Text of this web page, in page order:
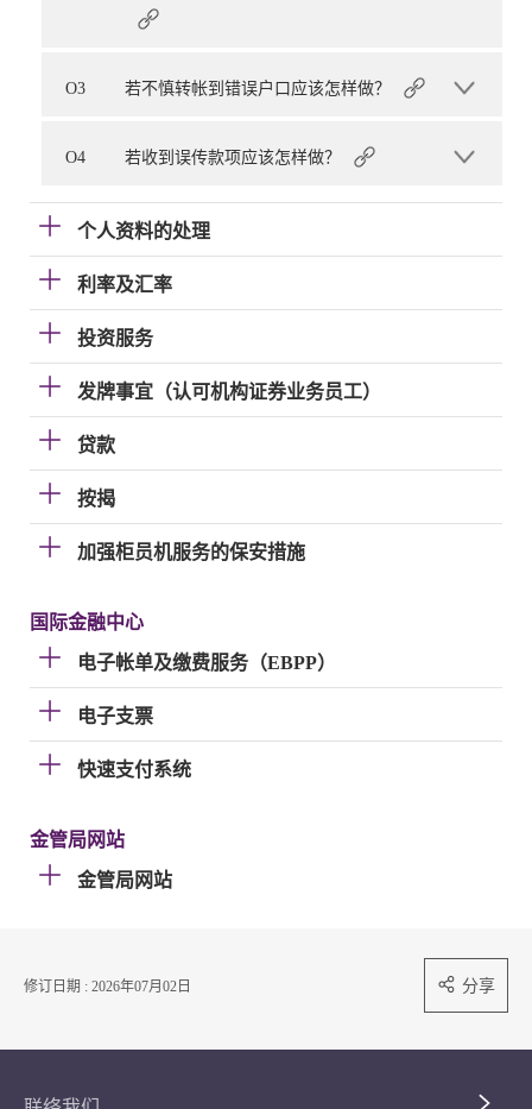
O3 若不慎转帐到错误户口应该怎样做？
O4 若收到误传款项应该怎样做？
个人资料的处理
利率及汇率
投资服务
发牌事宜（认可机构证券业务员工）
贷款
按揭
加强柜员机服务的保安措施
国际金融中心
电子帐单及缴费服务（EBPP）
电子支票
快速支付系统
金管局网站
金管局网站
修订日期 : 2026年07月02日 分享